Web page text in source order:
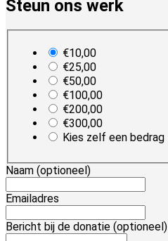
Steun ons werk
€10,00
€25,00
€50,00
€100,00
€200,00
€300,00
Kies zelf een bedrag
Naam (optioneel)
Emailadres
Bericht bij de donatie (optioneel)